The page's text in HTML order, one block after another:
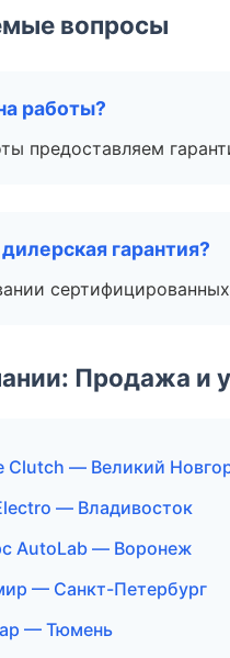
вопросы
работы?
предоставляем
гарантия?
Продажа и
Clutch — Великий
— Владивосток
AutoLab — Воронеж
— Санкт-Петербург
— Тюмень